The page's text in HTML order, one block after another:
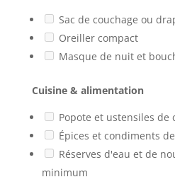
Sac de couchage ou
Oreiller compact
Masque de nuit et
Cuisine & alimentation
Popote et ustensiles de
Épices et condiments
Réserves d'eau et de
minimum